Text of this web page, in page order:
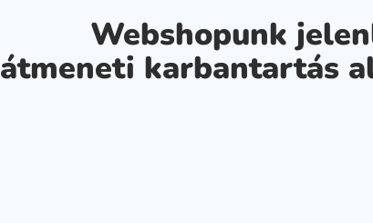
Webshopunk
átmeneti karbantartás